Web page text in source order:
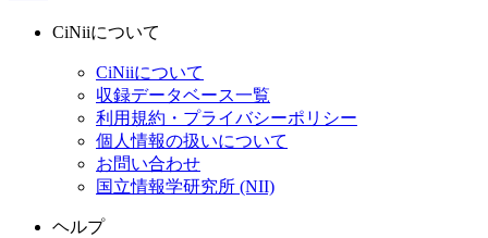
CiNiiについて
CiNiiについて
収録データベース一覧
利用規約・プライバシーポリシー
個人情報の扱いについて
お問い合わせ
国立情報学研究所 (NII)
ヘルプ